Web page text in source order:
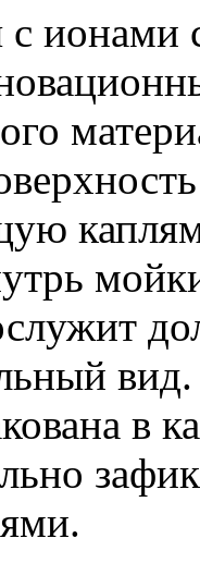
с ионами
вид.
в